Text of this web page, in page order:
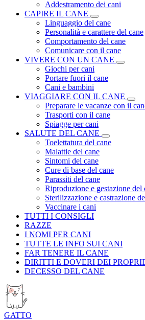
Addestramento dei cani
CAPIRE IL CANE
Linguaggio del cane
Personalità e carattere del cane
Comportamento del cane
Comunicare con il cane
VIVERE CON UN CANE
Giochi per cani
Portare fuori il cane
Cani e bambini
VIAGGIARE CON IL CANE
Preparare le vacanze con il
Trasporti con il cane
Spiagge per cani
SALUTE DEL CANE
Toelettatura del cane
Malattie del cane
Sintomi del cane
Cure di base del cane
Parassiti del cane
Riproduzione e gestazione del
Sterilizzazione e castrazione
Vaccinare i cani
TUTTI I CONSIGLI
RAZZE
I NOMI PER CANI
TUTTE LE INFO SUI CANI
FAR TENERE IL CANE
DIRITTI E DOVERI DEI
DECESSO DEL CANE
GATTO